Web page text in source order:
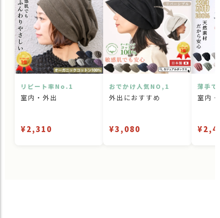
リピート率No.1
室内・外出
¥2,310
おでかけ人気NO,1
外出におすすめ
¥3,080
薄手で
室内